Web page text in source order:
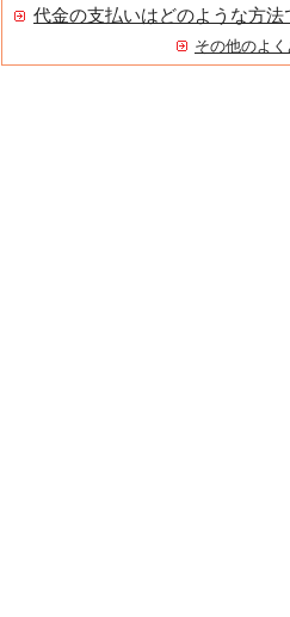
その他のよ